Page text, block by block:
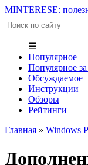
MINTERESE:
☰
Популярное
Популярное
Обсуждаемое
Инструкции
Обзоры
Рейтинги
Главная » Windows